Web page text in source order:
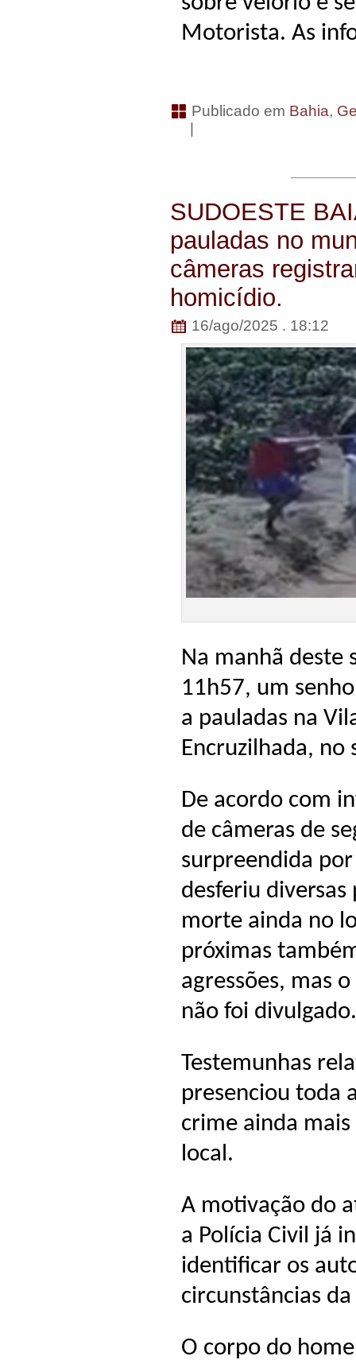
Motorista. As
Publicado em Bahia,
SUDOESTE
pauladas no
câmeras
homicídio.
16/ago/2025 . 18:12
Na manhã deste
11h57, um
a pauladas na
Encruzilhada, no
De acordo com
de câmeras de
surpreendida
desferiu diversas
morte ainda no
próximas
agressões, mas
não foi divulgado.
Testemunhas
presenciou toda
crime ainda
local.
A motivação do
a Polícia Civil já
identificar os
circunstâncias
O corpo do